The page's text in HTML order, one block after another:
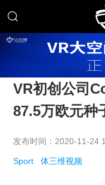
VR初创公司
87.5万欧元种
发布时间：2020-11-
Sport 体三维视频